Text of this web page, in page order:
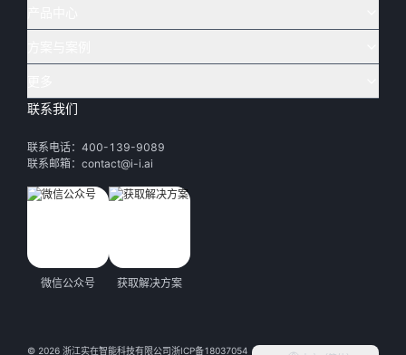
IDP 文档审阅 实在 RPA 机器人
实在 RPA 控制器
电商
政府
教育
财务
下载体验
实在学院
实在社区
智能体市场
渠道加盟
关于实在
联系我们
联系电话：400-139-9089
联系邮箱：contact@i-i.ai
微信公众号 获取解决方案
© 2026 浙江实在智能科技有限公司浙ICP备18037054